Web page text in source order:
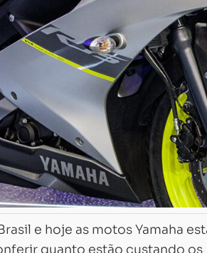
e hoje as motos Yamaha
quanto estão custando os